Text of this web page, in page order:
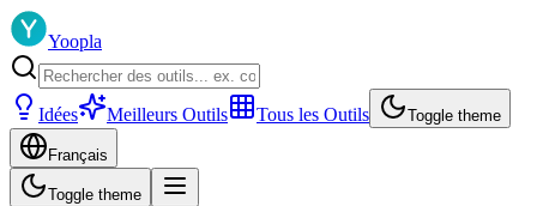
Yoopla
Idées Meilleurs Outils Tous les Outils Toggle theme
Français
Toggle theme